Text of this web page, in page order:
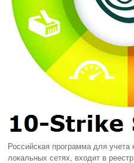
Российская программа для учета
локальных сетях, входит в